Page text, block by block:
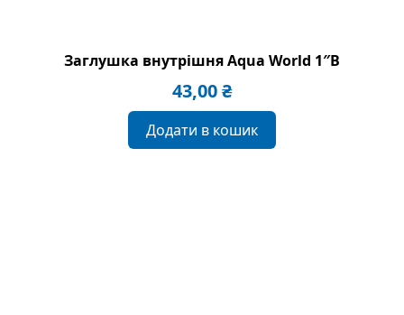
Заглушка внутрішня Aqua World 1″B
43,00₴
Додати в кошик